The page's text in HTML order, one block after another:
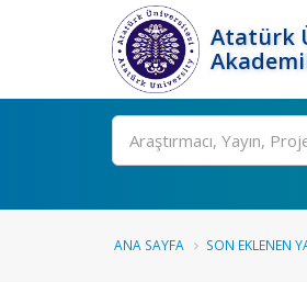
Atatürk
Ara
ANA SAYFA SON EKLENEN